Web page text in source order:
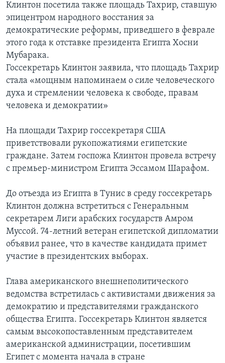
Клинтон посетила также площадь Тахрир, ставшую
эпицентром народного восстания за
демократические реформы, приведшего в феврале
этого года к отставке президента Египта Хосни
Мубарака.
Госсекретарь Клинтон заявила, что площадь Тахрир
стала «мощным напоминаем о силе человеческого
духа и стремлении человека к свободе, правам
человека и демократии»
На площади Тахрир госсекретаря США
приветствовали рукопожатиями египетские
граждане. Затем госпожа Клинтон провела встречу
с премьер-министром Египта Эссамом Шарафом.
До отъезда из Египта в Тунис в среду госсекретарь
Клинтон должна встретиться с Генеральным
секретарем Лиги арабских государств Амром
Муссой. 74-летний ветеран египетской дипломатии
объявил ранее, что в качестве кандидата примет
участие в президентских выборах.
Глава американского внешнеполитического
ведомства встретилась с активистами движения за
демократию и представителями гражданского
общества Египта. Госсекретарь Клинтон является
самым высокопоставленным представителем
американской администрации, посетившим
Египет с момента начала в стране